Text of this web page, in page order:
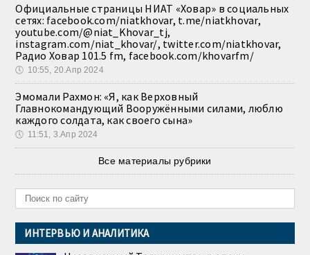
Официальные страницы НИАТ «Ховар» в социальных
сетях: facebook.com/niatkhovar, t.me/niatkhovar,
youtube.com/@niat_Khovar_tj,
instagram.com/niat_khovar/, twitter.com/niatkhovar,
Радио Ховар 101.5 fm, facebook.com/khovarfm/
🕔 10:55, 20.Апр 2024
Эмомали Рахмон: «Я, как Верховный
Главнокомандующий Вооружёнными силами, люблю
каждого солдата, как своего сына»
🕔 11:51, 3.Апр 2024
Все материалы рубрики
ИНТЕРВЬЮ И АНАЛИТИКА